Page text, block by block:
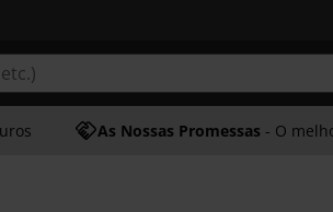
As Nossas Promessas - O melhor